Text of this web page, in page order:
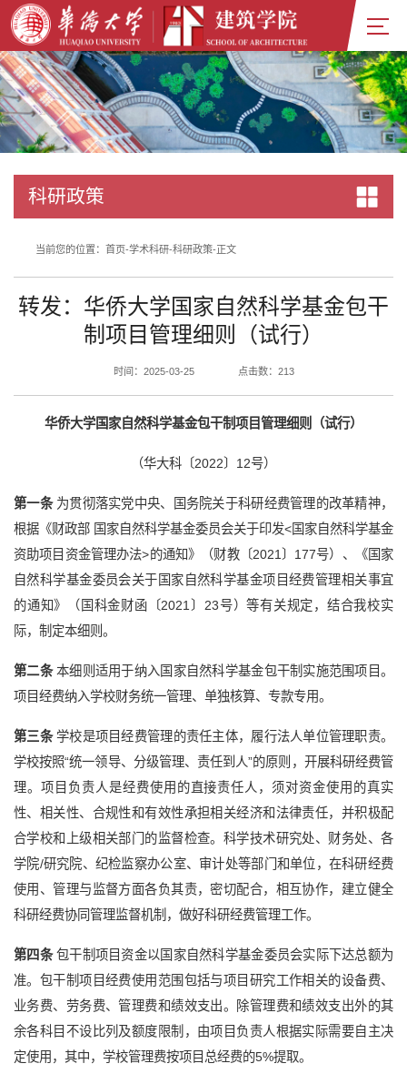
科研政策
当前您的位置： 首页-学术科研-科研政策-正文
转发：华侨大学国家自然科学基金包干
制项目管理细则（试行）
时间：2025-03-25 点击数： 213
华侨大学国家自然科学基金包干制项目管理细则（试行）
（华大科〔2022〕12号）
第一条为贯彻落实党中央、国务院关于科研经费管理的改革精神，
根据《财政部 国家自然科学基金委员会关于印发<国家自然科学基金
资助项目资金管理办法>的通知》（财教〔2021〕177号）、《国家
自然科学基金委员会关于国家自然科学基金项目经费管理相关事宜
的通知》（国科金财函〔2021〕23号）等有关规定，结合我校实
际，制定本细则。
第二条本细则适用于纳入国家自然科学基金包干制实施范围项目。
项目经费纳入学校财务统一管理、单独核算、专款专用。
第三条学校是项目经费管理的责任主体，履行法人单位管理职责。
学校按照“统一领导、分级管理、责任到人”的原则，开展科研经费管
理。项目负责人是经费使用的直接责任人，须对资金使用的真实
性、相关性、合规性和有效性承担相关经济和法律责任，并积极配
合学校和上级相关部门的监督检查。科学技术研究处、财务处、各
学院/研究院、纪检监察办公室、审计处等部门和单位，在科研经费
使用、管理与监督方面各负其责，密切配合，相互协作，建立健全
科研经费协同管理监督机制，做好科研经费管理工作。
第四条包干制项目资金以国家自然科学基金委员会实际下达总额为
准。包干制项目经费使用范围包括与项目研究工作相关的设备费、
业务费、劳务费、管理费和绩效支出。除管理费和绩效支出外的其
余各科目不设比列及额度限制，由项目负责人根据实际需要自主决
定使用，其中，学校管理费按项目总经费的5%提取。